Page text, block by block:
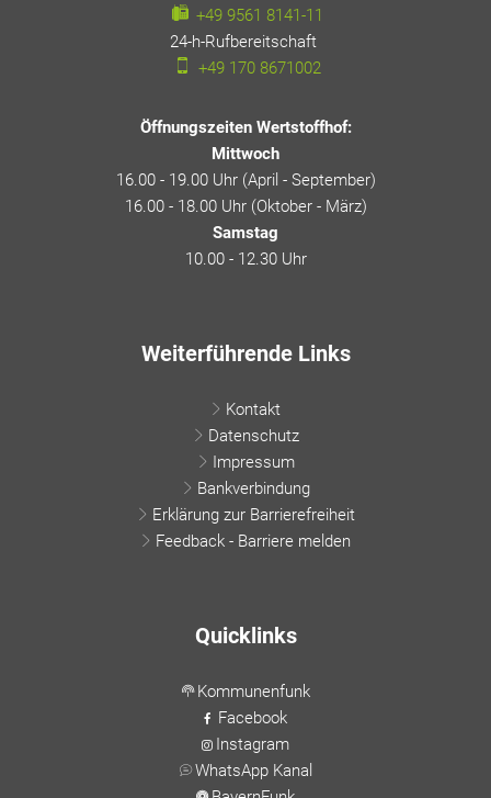
+49 9561 8141-11
24-h-Rufbereitschaft
+49 170 8671002
Öffnungszeiten Wertstoffhof:
Mittwoch
16.00 - 19.00 Uhr (April - September)
16.00 - 18.00 Uhr (Oktober - März)
Samstag
10.00 - 12.30 Uhr
Weiterführende Links
Kontakt
Datenschutz
Impressum
Bankverbindung
Erklärung zur Barrierefreiheit
Feedback - Barriere melden
Quicklinks
Kommunenfunk
Facebook
Instagram
WhatsApp Kanal